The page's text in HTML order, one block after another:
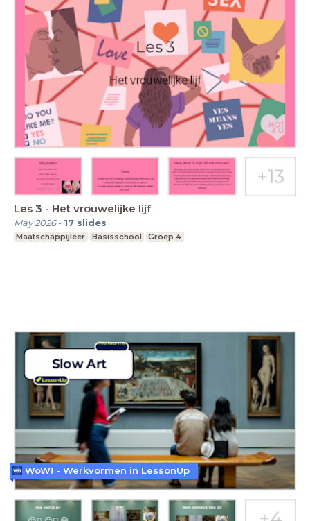
Les 3 - Het vrouwelijke lijf
May 2026- 17 slides
Maatschappijleer Basisschool Groep 4
WoW! - Werkvormen in LessonUp